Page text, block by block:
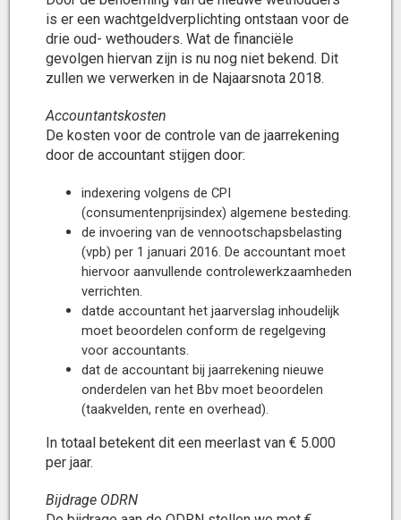
is er een wachtgeldverplichting ontstaan voor de
drie oud- wethouders. Wat de financiële
gevolgen hiervan zijn is nu nog niet bekend. Dit
zullen we verwerken in de Najaarsnota 2018.
Accountantskosten
De kosten voor de controle van de jaarrekening
door de accountant stijgen door:
indexering volgens de CPI
(consumentenprijsindex) algemene besteding.
de invoering van de vennootschapsbelasting
(vpb) per 1 januari 2016. De accountant moet
hiervoor aanvullende controlewerkzaamheden
verrichten.
datde accountant het jaarverslag inhoudelijk
moet beoordelen conform de regelgeving
voor accountants.
dat de accountant bij jaarrekening nieuwe
onderdelen van het Bbv moet beoordelen
(taakvelden, rente en overhead).
In totaal betekent dit een meerlast van € 5.000
per jaar.
Bijdrage ODRN